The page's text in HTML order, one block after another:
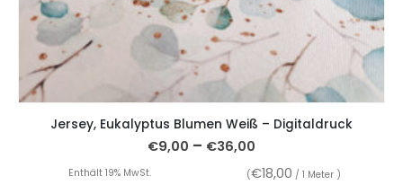
Jersey, Eukalyptus Blumen Weiß – Digitaldruck
€9,00 – €36,00
Enthält 19% MwSt. (€18,00 / 1 Meter )